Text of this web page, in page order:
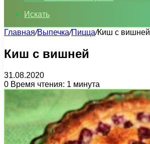
Искать
Главная/Выпечка/Пицца/Киш с вишней
Киш с вишней
31.08.2020
0 Время чтения: 1 минута